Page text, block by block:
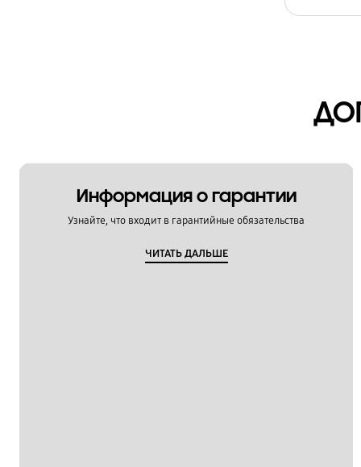
OT_OthersИнформация о гарантии
Узнайте, что входит в гарантийные обязательства
ЧИТАТЬ ДАЛЬШЕ